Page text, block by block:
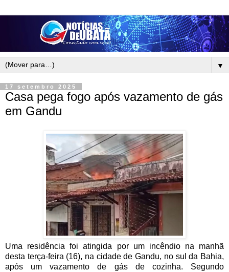
▼
17 setembro 2025
Casa pega fogo após vazamento de gás
em Gandu
Uma residência foi atingida por um incêndio na manhã
desta terça-feira (16), na cidade de Gandu, no sul da Bahia,
após um vazamento de gás de cozinha. Segundo